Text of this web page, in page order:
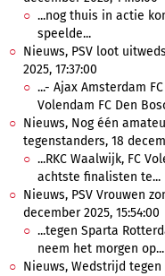
...nog thuis in actie
speelde...
Nieuws, PSV loot
2025, 17:37:00
...- Ajax Amsterdam
Volendam FC Den
Nieuws, Nog één
tegenstanders, 18
...RKC Waalwijk, FC
achtste finalisten te...
Nieuws, PSV Vrouwen
december 2025, 15:54:00
...tegen Sparta
neem het morgen op...
Nieuws, Wedstrijd